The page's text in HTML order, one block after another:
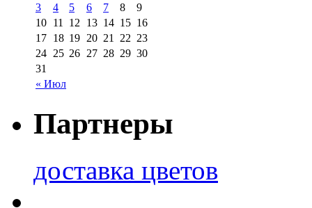
« Июл
3
4 5 6 7 8
9
10 11 12 13 14 15 16
17 18 19 20 21 22 23
24 25 26 27 28 29 30
31
Партнеры
доставка цветов